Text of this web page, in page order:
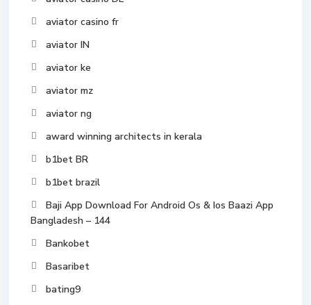
aviator casino fr
aviator IN
aviator ke
aviator mz
aviator ng
award winning architects in kerala
b1bet BR
b1bet brazil
Baji App Download For Android Os & Ios Baazi App
Bangladesh – 144
Bankobet
Basaribet
bating9